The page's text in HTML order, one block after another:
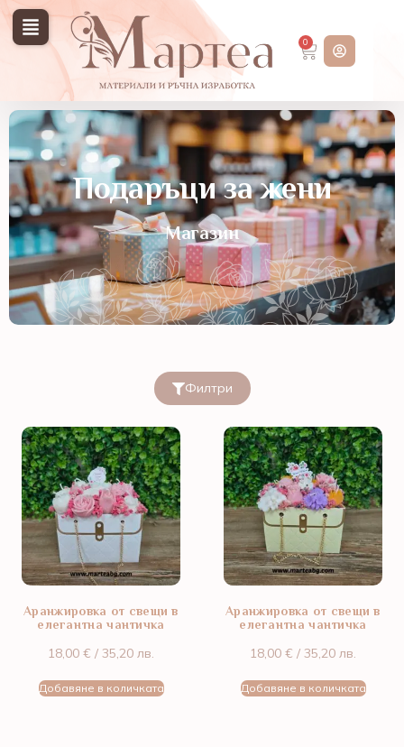
0
Подаръци за жени
Магазин
Филтри
Аранжировка от свещи в
елегантна чантичка
18,00 € / 35,20 лв.
Добавяне в количката
Аранжировка от свещи в
елегантна чантичка
18,00 € / 35,20 лв.
Добавяне в количката